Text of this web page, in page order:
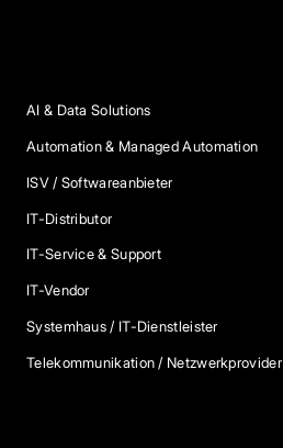
AI & Data Solutions
Automation & Managed Automation
ISV / Softwareanbieter
IT-Distributor
IT-Service & Support
IT-Vendor
Systemhaus / IT-Dienstleister
Telekommunikation / Netzwerkprovider